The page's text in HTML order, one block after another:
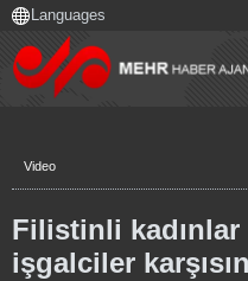
Video
Filistinli
işgalciler